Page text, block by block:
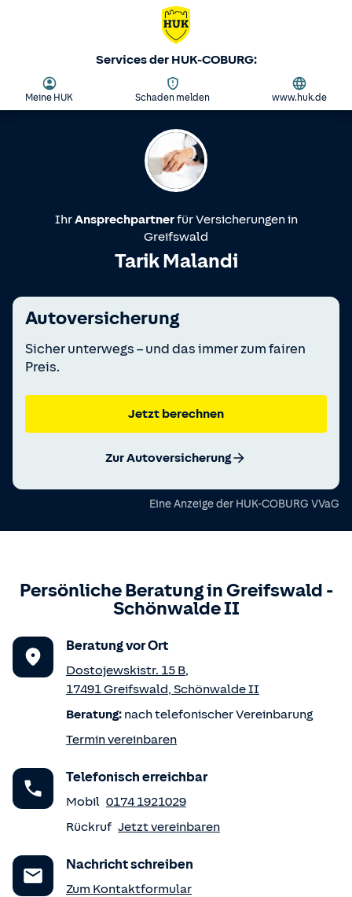
Services der HUK-COBURG:
Meine HUK Schaden melden www.huk.de
IhrAnsprechpartnerfür Versicherungen in
Greifswald
Tarik Malandi
Autoversicherung
Sicher unterwegs – und das immer zum fairen
Preis.
Jetzt berechnen
Zur Autoversicherung
Eine Anzeige der HUK-COBURG VVaG
Persönliche Beratung inGreifswald -
Schönwalde II
Beratung vor Ort
Dostojewskistr. 15 B,
17491Greifswald, Schönwalde II
Beratung: nach telefonischer Vereinbarung
Termin vereinbaren
Telefonisch erreichbar
Mobil 0174 1921029
Rückruf Jetzt vereinbaren
Nachricht schreiben
Zum Kontaktformular